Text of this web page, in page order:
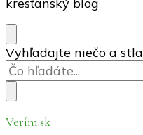
Hľadáte
niečo?
Vyhľadajte niečo a
Verím.sk